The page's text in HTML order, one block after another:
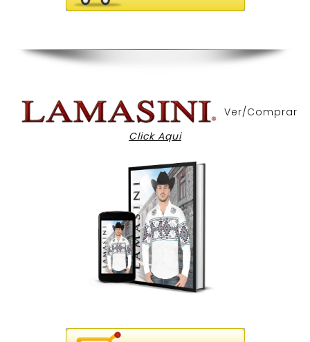
Ver/Comprar
Click Aqui